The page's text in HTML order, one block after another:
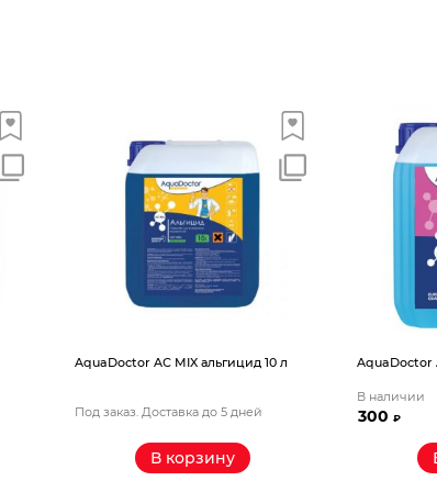
AquaDoctor AС MIX альгицид 10 л
Под заказ. Доставка до 5 дней
В корзину
AquaDoctor
В наличии
300₽